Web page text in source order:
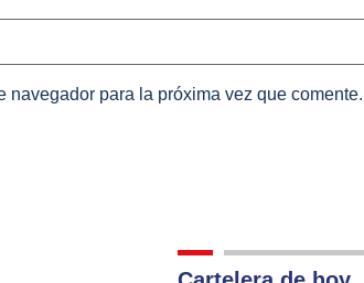
para la próxima vez que comente.